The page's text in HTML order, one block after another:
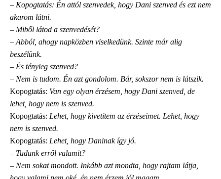
– Kopogtatás: Én attól szenvedek, hogy Dani szenved és ezt nem
akarom látni.
– Miből látod a szenvedését?
– Abból, ahogy napközben viselkedünk. Szinte már alig
beszélünk.
– És tényleg szenved?
– Nem is tudom. Én azt gondolom. Bár, sokszor nem is látszik.
Kopogtatás: Van egy olyan érzésem, hogy Dani szenved, de
lehet, hogy nem is szenved.
Kopogtatás: Lehet, hogy kivetítem az érzéseimet. Lehet, hogy
nem is szenved.
Kopogtatás: Lehet, hogy Daninak így jó.
– Tudunk erről valamit?
– Nem sokat mondott. Inkább azt mondta, hogy rajtam látja,